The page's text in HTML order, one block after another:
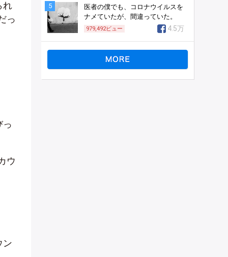
れ
っ
っ
ウ
ン
5
医者の僕でも、コロナウイルスを
ナメていたが、間違っていた。
979,492ビュー 4.5万